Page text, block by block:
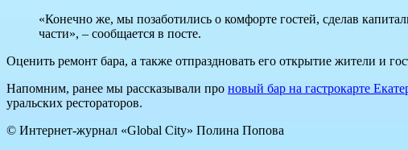
«Конечно же, мы позаботились о комфорте гостей, сделав
части», – сообщается в посте.
Оценить ремонт бара, а также отпраздновать его открытие жители и
Напомним, ранее мы рассказывали про новый бар на гастрокарте
уральских рестораторов.
© Интернет-журнал «Global City» Полина Попова